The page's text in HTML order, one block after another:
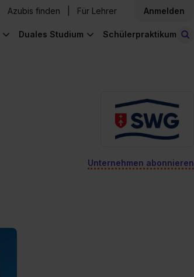
Azubis finden Für Lehrer Anmelden
Duales Studium Schülerpraktikum
Unternehmen abonnieren